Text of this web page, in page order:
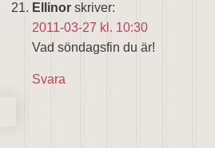
Ellinor skriver:
2011-03-27 kl. 10:30
Vad söndagsfin du är!
Svara